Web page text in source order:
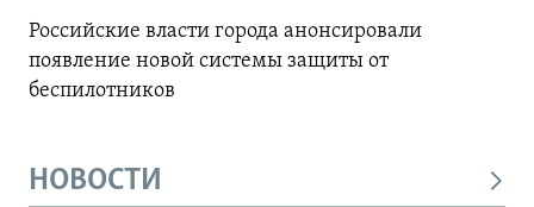
Российские власти города анонсировали
появление новой системы защиты от
беспилотников
НОВОСТИ